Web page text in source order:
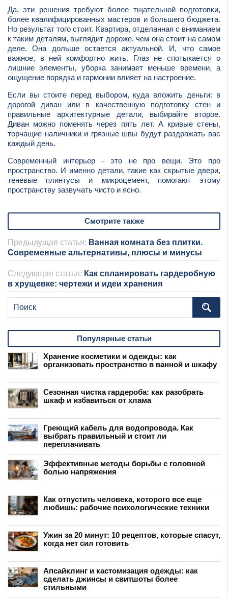
Да, эти решения требуют более тщательной подготовки,
более квалифицированных мастеров и большего бюджета.
Но результат того стоит. Квартира, отделанная с вниманием
к таким деталям, выглядит дороже, чем она стоит на самом
деле. Она дольше остается актуальной. И, что самое
важное, в ней комфортно жить. Глаз не спотыкается о
лишние элементы, уборка занимает меньше времени, а
ощущение порядка и гармонии влияет на настроение.
Если вы стоите перед выбором, куда вложить деньги: в
дорогой диван или в качественную подготовку стен и
правильные архитектурные детали, выбирайте второе.
Диван можно поменять через пять лет. А кривые стены,
торчащие наличники и грязные швы будут раздражать вас
каждый день.
Современный интерьер - это не про вещи. Это про
пространство. И именно детали, такие как скрытые двери,
теневые плинтусы и микроцемент, помогают этому
пространству зазвучать чисто и ясно.
Смотрите также
Предыдущая статья: Ванная комната без плитки.
Современные альтернативы, плюсы и минусы
Следующая статья: Как спланировать гардеробную
в хрущевке: чертежи и идеи хранения
Популярные статьи
Хранение косметики и одежды: как
организовать пространство в ванной и шкафу
Сезонная чистка гардероба: как разобрать
шкаф и избавиться от хлама
Греющий кабель для водопровода. Как
выбрать правильный и стоит ли
переплачивать
Эффективные методы борьбы с головной
болью напряжения
Как отпустить человека, которого все еще
любишь: рабочие психологические техники
Ужин за 20 минут: 10 рецептов, которые спасут,
когда нет сил готовить
Апсайклинг и кастомизация одежды: как
сделать джинсы и свитшоты более
стильными